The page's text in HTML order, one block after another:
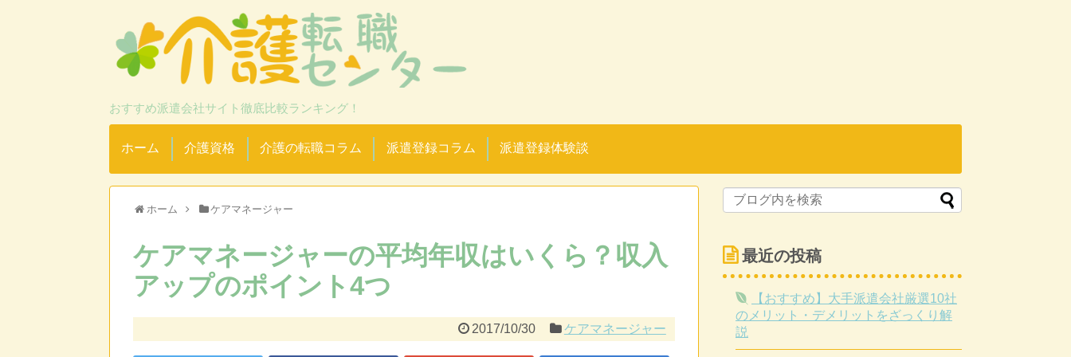
おすすめ派遣会社サイト徹底比較ランキング！
ホーム 介護資格 介護の転職コラム 派遣登録コラム 派遣登録体験談
ホーム ケアマネージャー
ケアマネージャーの平均年収はいくら？収入
アップのポイント4つ
2017/10/30 ケアマネージャー
最近の投稿
【おすすめ】大手派遣会社厳選10社
のメリット・デメリットをざっくり解
説